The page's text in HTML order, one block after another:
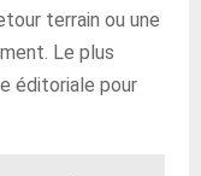
terrain ou une
Le plus
éditoriale pour